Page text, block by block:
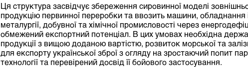
Ця структура засвідчує збереження сировинної моделі
продукцію первинної переробки та ввозить машини, обладнання
металургії, добувної та хімічної промисловості через
обмежений експортний потенціал. В цих умовах необхідна
продукції з вищою доданою вартістю, розвиток морської та
для експорту української зброї з огляду на зростаючий попит
технології та перевірений досвід її бойового застосування.